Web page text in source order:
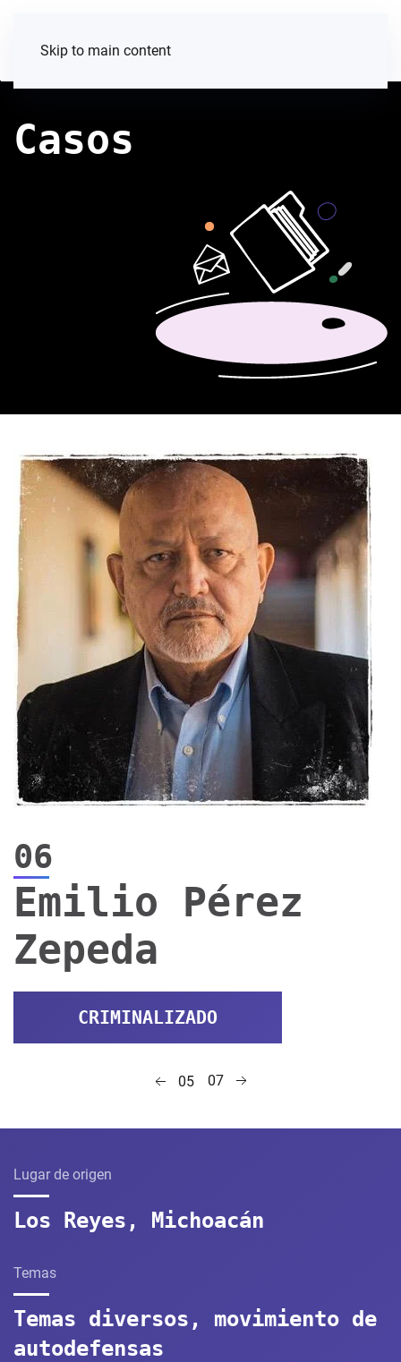
Skip to main content
Casos
06
Emilio Pérez
Zepeda
CRIMINALIZADO
05 07
Lugar de origen
Los Reyes, Michoacán
Temas
Temas diversos, movimiento de
autodefensas